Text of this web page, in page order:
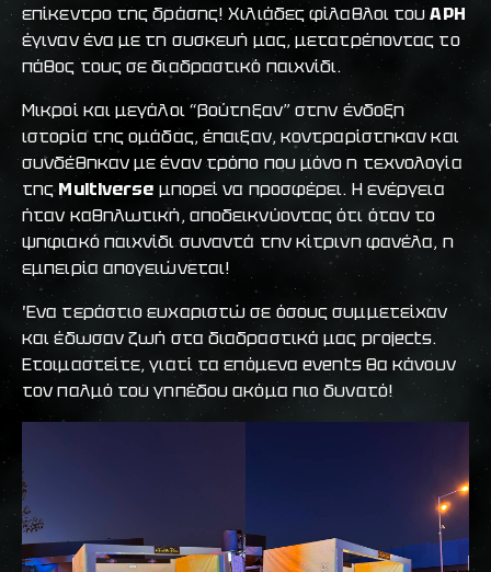
επίκεντρο της δράσης! Χιλιάδες φίλαθλοι τουΑΡΗ
έγιναν ένα με τη συσκευή μας, μετατρέποντας το
πάθος τους σε διαδραστικό παιχνίδι.
Μικροί και μεγάλοι “βούτηξαν” στην ένδοξη
ιστορία της ομάδας, έπαιξαν, κοντραρίστηκαν και
συνδέθηκαν με έναν τρόπο που μόνο η τεχνολογία
τηςMultiverse μπορεί να προσφέρει. Η ενέργεια
ήταν καθηλωτική, αποδεικνύοντας ότι όταν το
ψηφιακό παιχνίδι συναντά την κίτρινη φανέλα, η
εμπειρία απογειώνεται!
Ένα τεράστιο ευχαριστώ σε όσους συμμετείχαν
και έδωσαν ζωή στα διαδραστικά μας projects.
Ετοιμαστείτε, γιατί τα επόμενα events θα κάνουν
τον παλμό του γηπέδου ακόμα πιο δυνατό!